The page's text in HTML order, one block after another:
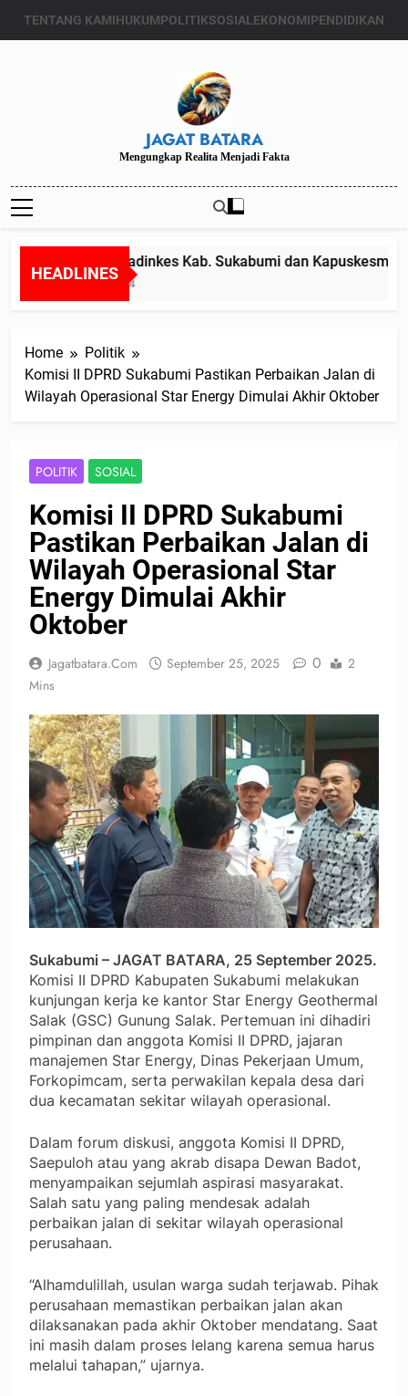
TENTANG KAMIHUKUMPOLITIKSOSIALEKONOMIPENDIDIKAN
JAGAT BATARA
Mengungkap Realita Menjadi Fakta
HEADLINES
Diduga Kadinkes Kab. Sukabumi dan Kapuskesmas
Juli 24, 2024
Home
Politik
Komisi II DPRD Sukabumi Pastikan Perbaikan Jalan di
Wilayah Operasional Star Energy Dimulai Akhir Oktober
POLITIK SOSIAL
Komisi II DPRD Sukabumi
Pastikan Perbaikan Jalan di
Wilayah Operasional Star
Energy Dimulai Akhir
Oktober
Jagatbatara.com September 25, 2025 0
2
Mins
Sukabumi – JAGAT BATARA, 25 September 2025.
Komisi II DPRD Kabupaten Sukabumi melakukan
kunjungan kerja ke kantor Star Energy Geothermal
Salak (GSC) Gunung Salak. Pertemuan ini dihadiri
pimpinan dan anggota Komisi II DPRD, jajaran
manajemen Star Energy, Dinas Pekerjaan Umum,
Forkopimcam, serta perwakilan kepala desa dari
dua kecamatan sekitar wilayah operasional.
Dalam forum diskusi, anggota Komisi II DPRD,
Saepuloh atau yang akrab disapa Dewan Badot,
menyampaikan sejumlah aspirasi masyarakat.
Salah satu yang paling mendesak adalah
perbaikan jalan di sekitar wilayah operasional
perusahaan.
“Alhamdulillah, usulan warga sudah terjawab. Pihak
perusahaan memastikan perbaikan jalan akan
dilaksanakan pada akhir Oktober mendatang. Saat
ini masih dalam proses lelang karena semua harus
melalui tahapan,” ujarnya.